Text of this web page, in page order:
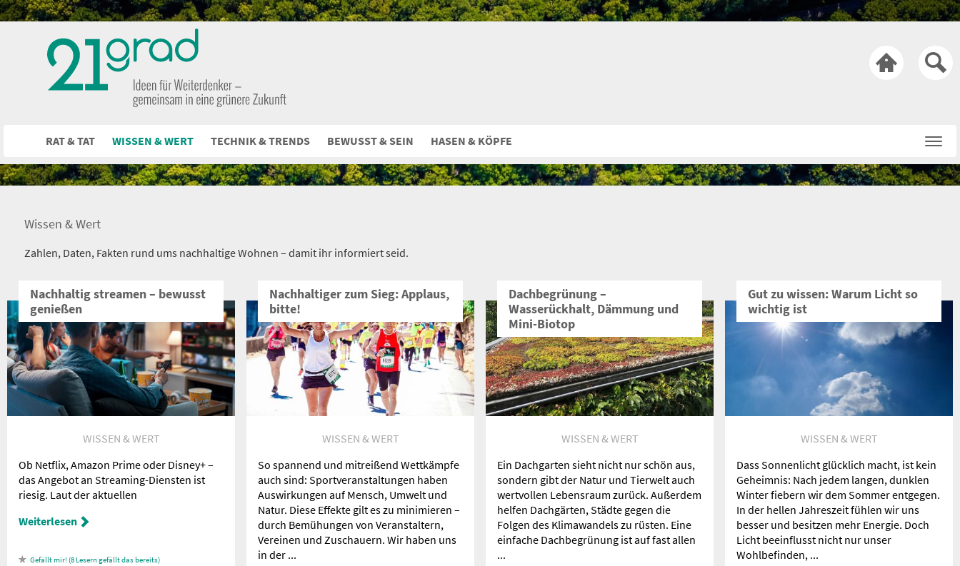

RAT & TAT WISSEN & WERT TECHNIK & TRENDS BEWUSST & SEIN HASEN & KÖPFE
Über uns
Wissen & Wert
Zahlen, Daten, Fakten rund ums nachhaltige Wohnen – damit ihr informiert seid.
Nachhaltig streamen – bewusst
genießen
WISSEN & WERT
Ob Netflix, Amazon Prime oder Disney+ –
das Angebot an Streaming-Diensten ist
riesig. Laut der aktuellen
Weiterlesen
8 Lesern gefällt das
Nachhaltiger zum Sieg: Applaus,
bitte!
WISSEN & WERT
So spannend und mitreißend Wettkämpfe
auch sind: Sportveranstaltungen haben
Auswirkungen auf Mensch, Umwelt und
Natur. Diese Effekte gilt es zu minimieren –
durch Bemühungen von Veranstaltern,
Vereinen und Zuschauern. Wir haben uns
in der ...
Dachbegrünung –
Wasserückhalt, Dämmung und
Mini-Biotop
WISSEN & WERT
Ein Dachgarten sieht nicht nur schön aus,
sondern gibt der Natur und Tierwelt auch
wertvollen Lebensraum zurück. Außerdem
helfen Dachgärten, Städte gegen die
Folgen des Klimawandels zu rüsten. Eine
einfache Dachbegrünung ist auf fast allen
...
Gut zu wissen: Warum Licht so
wichtig ist
WISSEN & WERT
Dass Sonnenlicht glücklich macht, ist kein
Geheimnis: Nach jedem langen, dunklen
Winter fiebern wir dem Sommer entgegen.
In der hellen Jahreszeit fühlen wir uns
besser und besitzen mehr Energie. Doch
Licht beeinflusst nicht nur unser
Wohlbefinden, ...